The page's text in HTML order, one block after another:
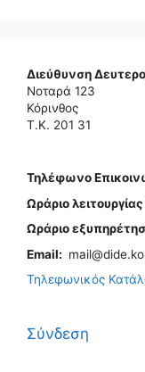
Διεύθυνση
Νοταρά 123
Κόρινθος
Τ.Κ. 201 31
Τηλέφωνo
Ωράριο
Ωράριο
Email:
Τηλεφωνικός
Σύνδεση